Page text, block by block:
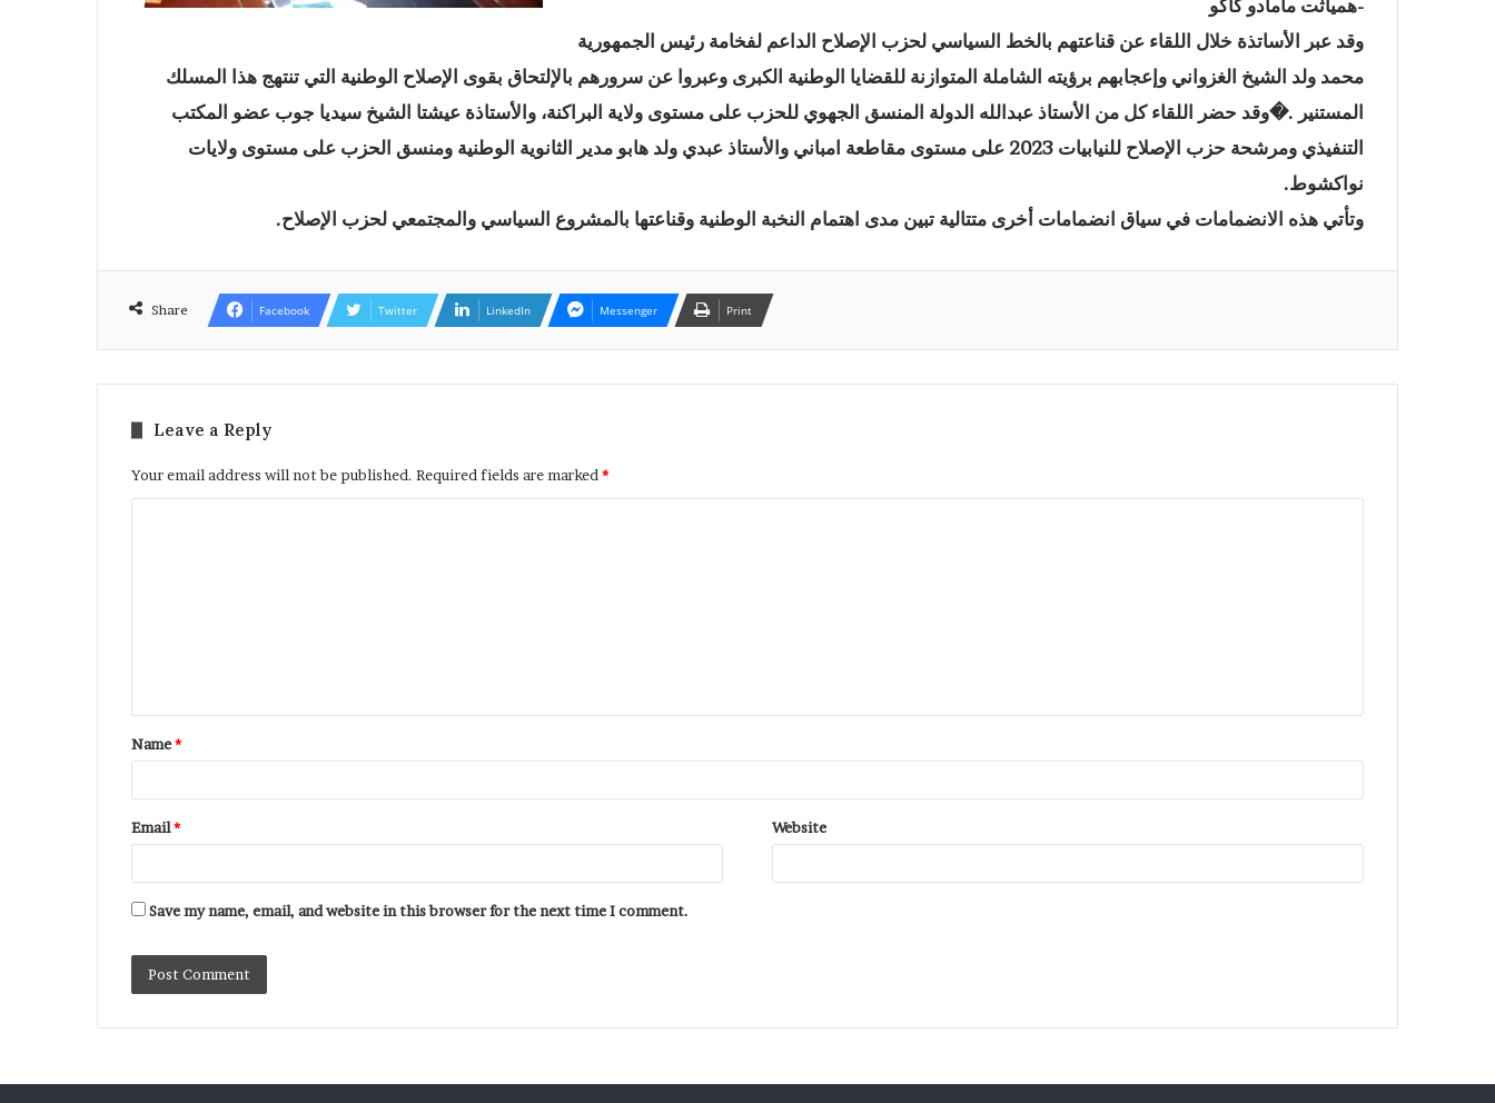
-همياثت مامادو كاكو
وقد عبر الأساتذة خلال اللقاء عن قناعتهم بالخط السياسي لحزب الإصلاح الداعم لفخامة رئيس الجمهورية
محمد ولد الشيخ الغزواني وإعجابهم برؤيته الشاملة المتوازنة للقضايا الوطنية الكبرى وعبروا عن سرورهم بالإلتحاق بقوى الإصلاح الوطنية التي تنتهج هذا المسلك
المستنير .�وقد حضر اللقاء كل من الأستاذ عبدالله الدولة المنسق الجهوي للحزب على مستوى ولاية البراكنة، والأستاذة عيشتا الشيخ سيديا جوب عضو المكتب
التنفيذي ومرشحة حزب الإصلاح للنيابيات 2023 على مستوى مقاطعة امباني والأستاذ عبدي ولد هابو مدير الثانوية الوطنية ومنسق الحزب على مستوى ولايات
نواكشوط.
وتأتي هذه الانضمامات في سياق انضمامات أخرى متتالية تبين مدى اهتمام النخبة الوطنية وقناعتها بالمشروع السياسي والمجتمعي لحزب الإصلاح.
Share Facebook Twitter LinkedIn Messenger Print
Leave a Reply
Your email address will not be published. Required fields are marked *
Name*
Email* Website
Save my name, email, and website in this browser for the next time I comment.